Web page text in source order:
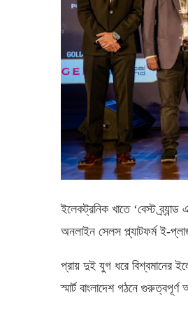
ইলেকট্রনিক খাতে ‘বেস্ট ব্র্যান্ড
অনলাইন সেলস প্ল্যাটফর্ম ই-
প্রায় দুই যুগ ধরে বিশ্বমানের
স্মার্ট বাংলাদেশ গঠনে